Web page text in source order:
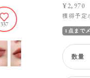
337
¥2,970
獲得予定
1点まで